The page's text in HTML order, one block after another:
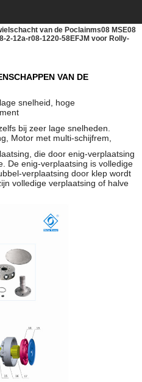
van de Poclainms08 MSE08
2-12a-r08-1220-58EFJM voor Rolly-
VAN DE
snelheid, hoge
bij zeer lage snelheden.
Motor met multi-schijfrem,
die door enig-verplaatsing
De enig-verplaatsing is volledige
verplaatsing door klep wordt
volledige verplaatsing of halve